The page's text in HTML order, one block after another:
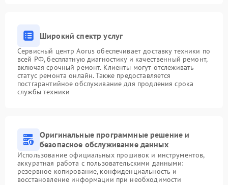
Широкий спектр услуг
Сервисный центр Aorus обеспечивает доставку техники по
всей РФ, бесплатную диагностику и качественный ремонт,
включая срочный ремонт. Клиенты могут отслеживать
статус ремонта онлайн. Также предоставляется
постгарантийное обслуживание для продления срока
службы техники
Оригинальные программные решение и
безопасное обслуживание данных
Использование официальных прошивок и инструментов,
аккуратная работа с пользовательскими данными:
резервное копирование, конфиденциальность и
восстановление информации при необходимости